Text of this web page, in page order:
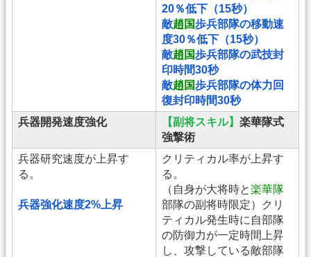
20％低下（15秒）
敵趙国歩兵部隊の移動速
度30％低下（15秒）
敵趙国歩兵部隊の武技封
印時間30秒
敵趙国歩兵部隊の体力回
復封印時間30秒
兵器開発速度強化
【副将スキル】 楽華隊式
強撃術
兵器研究速度が上昇す
る。
兵器強化速度2%上昇
クリティカル率が上昇す
る。
（自身が大将時と楽華隊
部隊の副将時限定）クリ
ティカル発生時に自部隊
の防御力が一定時間上昇
し、攻撃している敵部隊